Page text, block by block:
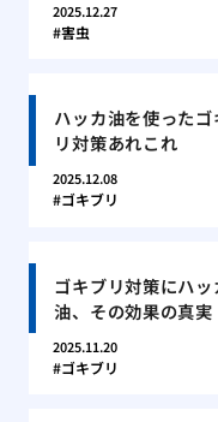
2025.12.27
害虫
ハッカ油を使ったゴ
リ対策あれこれ
2025.12.08
ゴキブリ
ゴキブリ対策にハッ
油、その効果の真実
2025.11.20
ゴキブリ